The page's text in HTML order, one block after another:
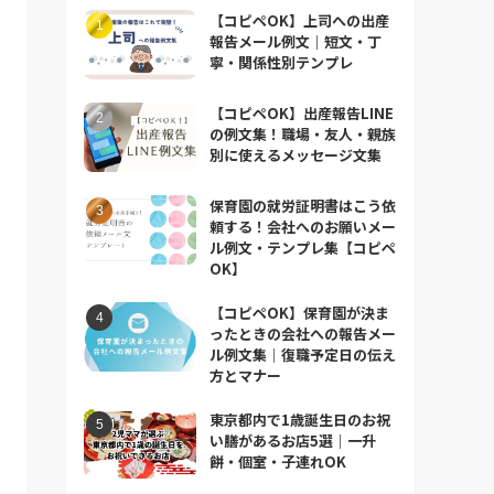
【コピペOK】上司への出産
報告メール例文｜短文・丁
寧・関係性別テンプレ
【コピペOK】出産報告LINE
の例文集！職場・友人・親族
別に使えるメッセージ文集
保育園の就労証明書はこう依
頼する！会社へのお願いメー
ル例文・テンプレ集【コピペ
OK】
【コピペOK】保育園が決ま
ったときの会社への報告メー
ル例文集｜復職予定日の伝え
方とマナー
東京都内で1歳誕生日のお祝
い膳があるお店5選｜一升
餅・個室・子連れOK